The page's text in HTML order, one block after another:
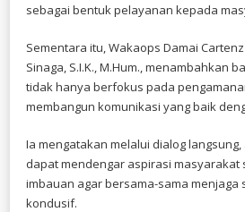
sebagai bentuk pelayanan kepada
Sementara itu, Wakaops Damai
Sinaga, S.I.K., M.Hum., menambahkan
tidak hanya berfokus pada
membangun komunikasi yang baik
Ia mengatakan melalui dialog
dapat mendengar aspirasi masyarakat
imbauan agar bersama-sama menjaga
kondusif.